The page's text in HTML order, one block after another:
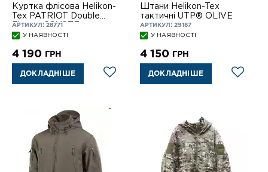
Куртка флісова Helikon-
Tex PATRIOT Double
Fleece COYOTE
АРТИКУЛ: 28771
У НАЯВНОСТІ
4 190 ГРН
ДОКЛАДНІШЕ
Штани Helikon-Tex
тактичні UTP® OLIVE
АРТИКУЛ: 29187
У НАЯВНОСТІ
4 150 ГРН
ДОКЛАДНІШЕ